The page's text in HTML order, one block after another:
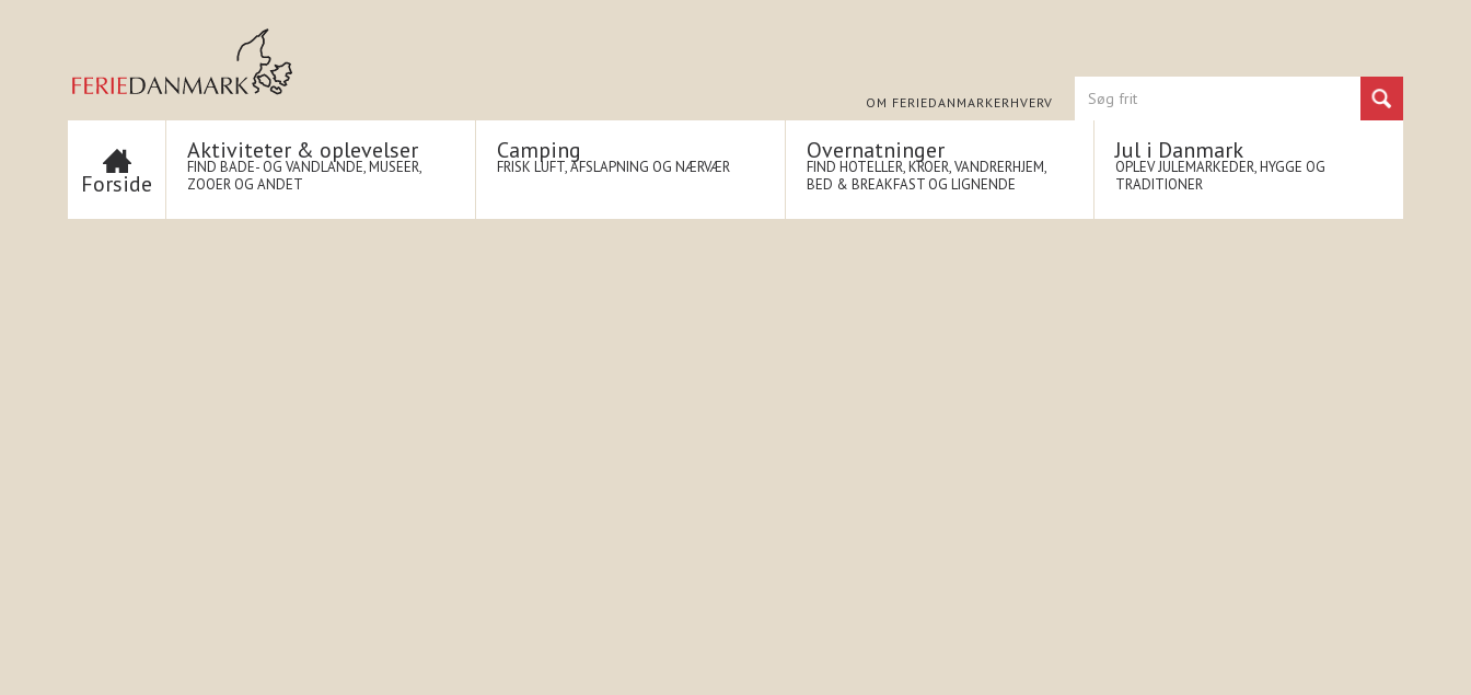
OM FERIEDANMARKERHVERV
Forside
Aktiviteter & oplevelser
FIND BADE- OG VANDLANDE, MUSEER,
ZOOER OG ANDET
Camping
FRISK LUFT, AFSLAPNING OG NÆRVÆR
Overnatninger
FIND HOTELLER, KROER, VANDRERHJEM,
BED & BREAKFAST OG LIGNENDE
Jul i Danmark
OPLEV JULEMARKEDER, HYGGE OG
TRADITIONER